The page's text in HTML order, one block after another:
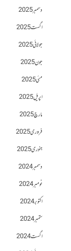
دسمبر 2025
اگست 2025
جولائی 2025
جون 2025
مئی 2025
اپریل 2025
مارچ 2025
فروری 2025
جنوری 2025
دسمبر 2024
نومبر 2024
اکتوبر 2024
ستمبر 2024
اگست 2024